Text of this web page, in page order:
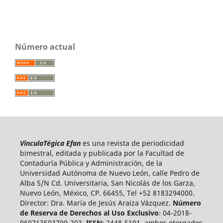
Número actual
VinculaTégica Efanes una revista de periodicidad
bimestral, editada y publicada por la Facultad de
Contaduría Pública y Administración, de la
Universidad Autónoma de Nuevo León, calle Pedro de
Alba S/N Cd. Universitaria, San Nicolás de los Garza,
Nuevo León, México, CP. 66455, Tel +52 8183294000.
Director: Dra. María de Jesús Araiza Vázquez. Número
de Reserva de Derechos al Uso Exclusivo: 04-2018-